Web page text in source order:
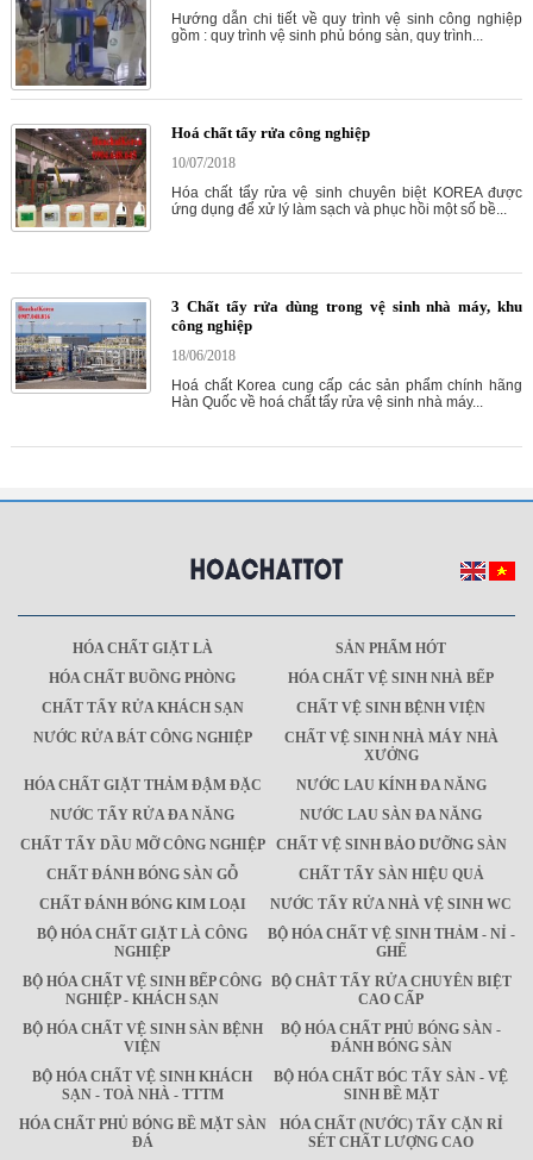
Hướng dẫn chi tiết về quy trình vệ sinh công nghiệp
gồm : quy trình vệ sinh phủ bóng sàn, quy trình...
Hoá chất tẩy rửa công nghiệp
10/07/2018
Hóa chất tẩy rửa vệ sinh chuyên biệt KOREA được
ứng dụng để xử lý làm sạch và phục hồi một số bề...
3 Chất tẩy rửa dùng trong vệ sinh nhà máy, khu
công nghiệp
18/06/2018
Hoá chất Korea cung cấp các sản phẩm chính hãng
Hàn Quốc về hoá chất tẩy rửa vệ sinh nhà máy...
HÓA CHẤT GIẶT LÀ
SẢN PHẨM HÓT
HÓA CHẤT BUỒNG PHÒNG
HÓA CHẤT VỆ SINH NHÀ BẾP
CHẤT TẨY RỬA KHÁCH SẠN
CHẤT VỆ SINH BỆNH VIỆN
NƯỚC RỬA BÁT CÔNG NGHIỆP
CHẤT VỆ SINH NHÀ MÁY NHÀ
XƯỞNG
HÓA CHẤT GIẶT THẢM ĐẬM ĐẶC
NƯỚC LAU KÍNH ĐA NĂNG
NƯỚC TẨY RỬA ĐA NĂNG
NƯỚC LAU SÀN ĐA NĂNG
CHẤT TẨY DẦU MỠ CÔNG NGHIỆP
CHẤT VỆ SINH BẢO DƯỠNG SÀN
CHẤT ĐÁNH BÓNG SÀN GỖ
CHẤT TẨY SÀN HIỆU QUẢ
CHẤT ĐÁNH BÓNG KIM LOẠI
NƯỚC TẨY RỬA NHÀ VỆ SINH WC
BỘ HÓA CHẤT GIẶT LÀ CÔNG
NGHIỆP
BỘ HÓA CHẤT VỆ SINH THẢM - NỈ -
GHẾ
BỘ HÓA CHẤT VỆ SINH BẾP CÔNG
NGHIỆP - KHÁCH SẠN
BỘ CHÂT TẨY RỬA CHUYÊN BIỆT
CAO CẤP
BỘ HÓA CHẤT VỆ SINH SÀN BỆNH
VIỆN
BỘ HÓA CHẤT PHỦ BÓNG SÀN -
ĐÁNH BÓNG SÀN
BỘ HÓA CHẤT VỆ SINH KHÁCH
SẠN - TOÀ NHÀ - TTTM
BỘ HÓA CHẤT BÓC TẨY SÀN - VỆ
SINH BỀ MẶT
HÓA CHẤT PHỦ BÓNG BỀ MẶT SÀN
ĐÁ
HÓA CHẤT (NƯỚC) TẨY CẶN RỈ
SÉT CHẤT LƯỢNG CAO